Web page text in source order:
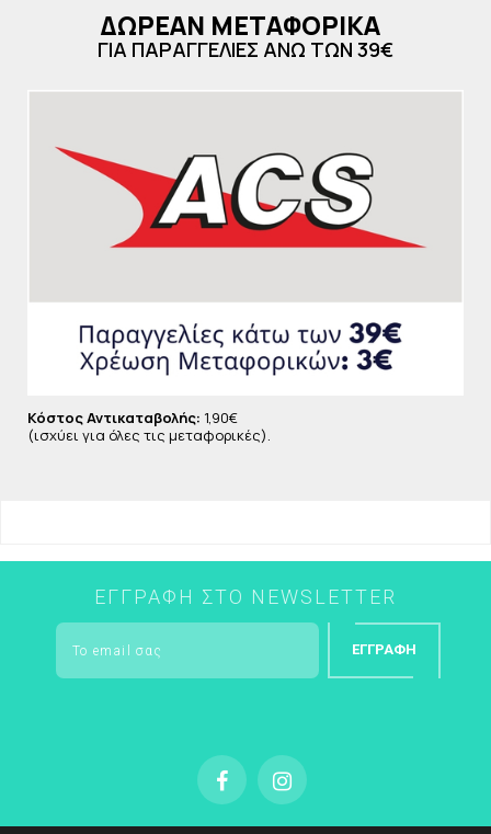
Έχει ορατό αποτέλεσμα lifting ακόμη και μετά από
την πρώτη εφαρμογή. Δίνει στα μάτια σας μια
φρέσκια και λαμπερή εμφάνιση.
ΔΩΡΕΑΝ ΜΕΤΑΦΟΡΙΚΑ
ΓΙΑ ΠΑΡΑΓΓΕΛΙΕΣ ΑΝΩ ΤΩΝ 39€
Κόστος Αντικαταβολής: 1,90€
(ισχύει για όλες τις μεταφορικές).
ΕΓΓΡΑΦΉ ΣΤΟ NEWSLETTER
ΕΓΓΡΑΦΉ